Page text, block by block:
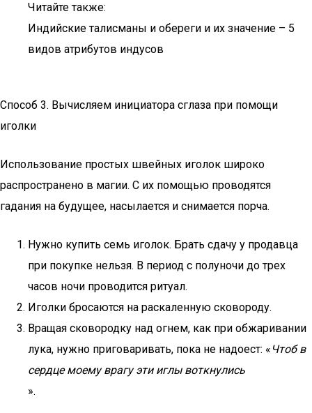
Читайте также:
Индийские талисманы и обереги и их значение – 5
видов атрибутов индусов
Способ 3. Вычисляем инициатора сглаза при помощи
иголки
Использование простых швейных иголок широко
распространено в магии. С их помощью проводятся
гадания на будущее, насылается и снимается порча.
Нужно купить семь иголок. Брать сдачу у продавца
при покупке нельзя. В период с полуночи до трех
часов ночи проводится ритуал.
Иголки бросаются на раскаленную сковороду.
Вращая сковородку над огнем, как при обжаривании
лука, нужно приговаривать, пока не надоест: « Чтоб в
сердце моему врагу эти иглы воткнулись
».